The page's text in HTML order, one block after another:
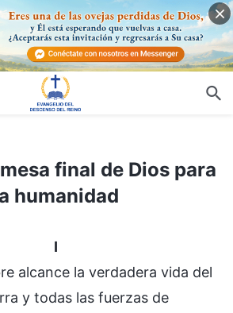
de Dios para la humanidad
final de Dios para
humanidad
I
alcance la verdadera vida del
y todas las fuerzas de